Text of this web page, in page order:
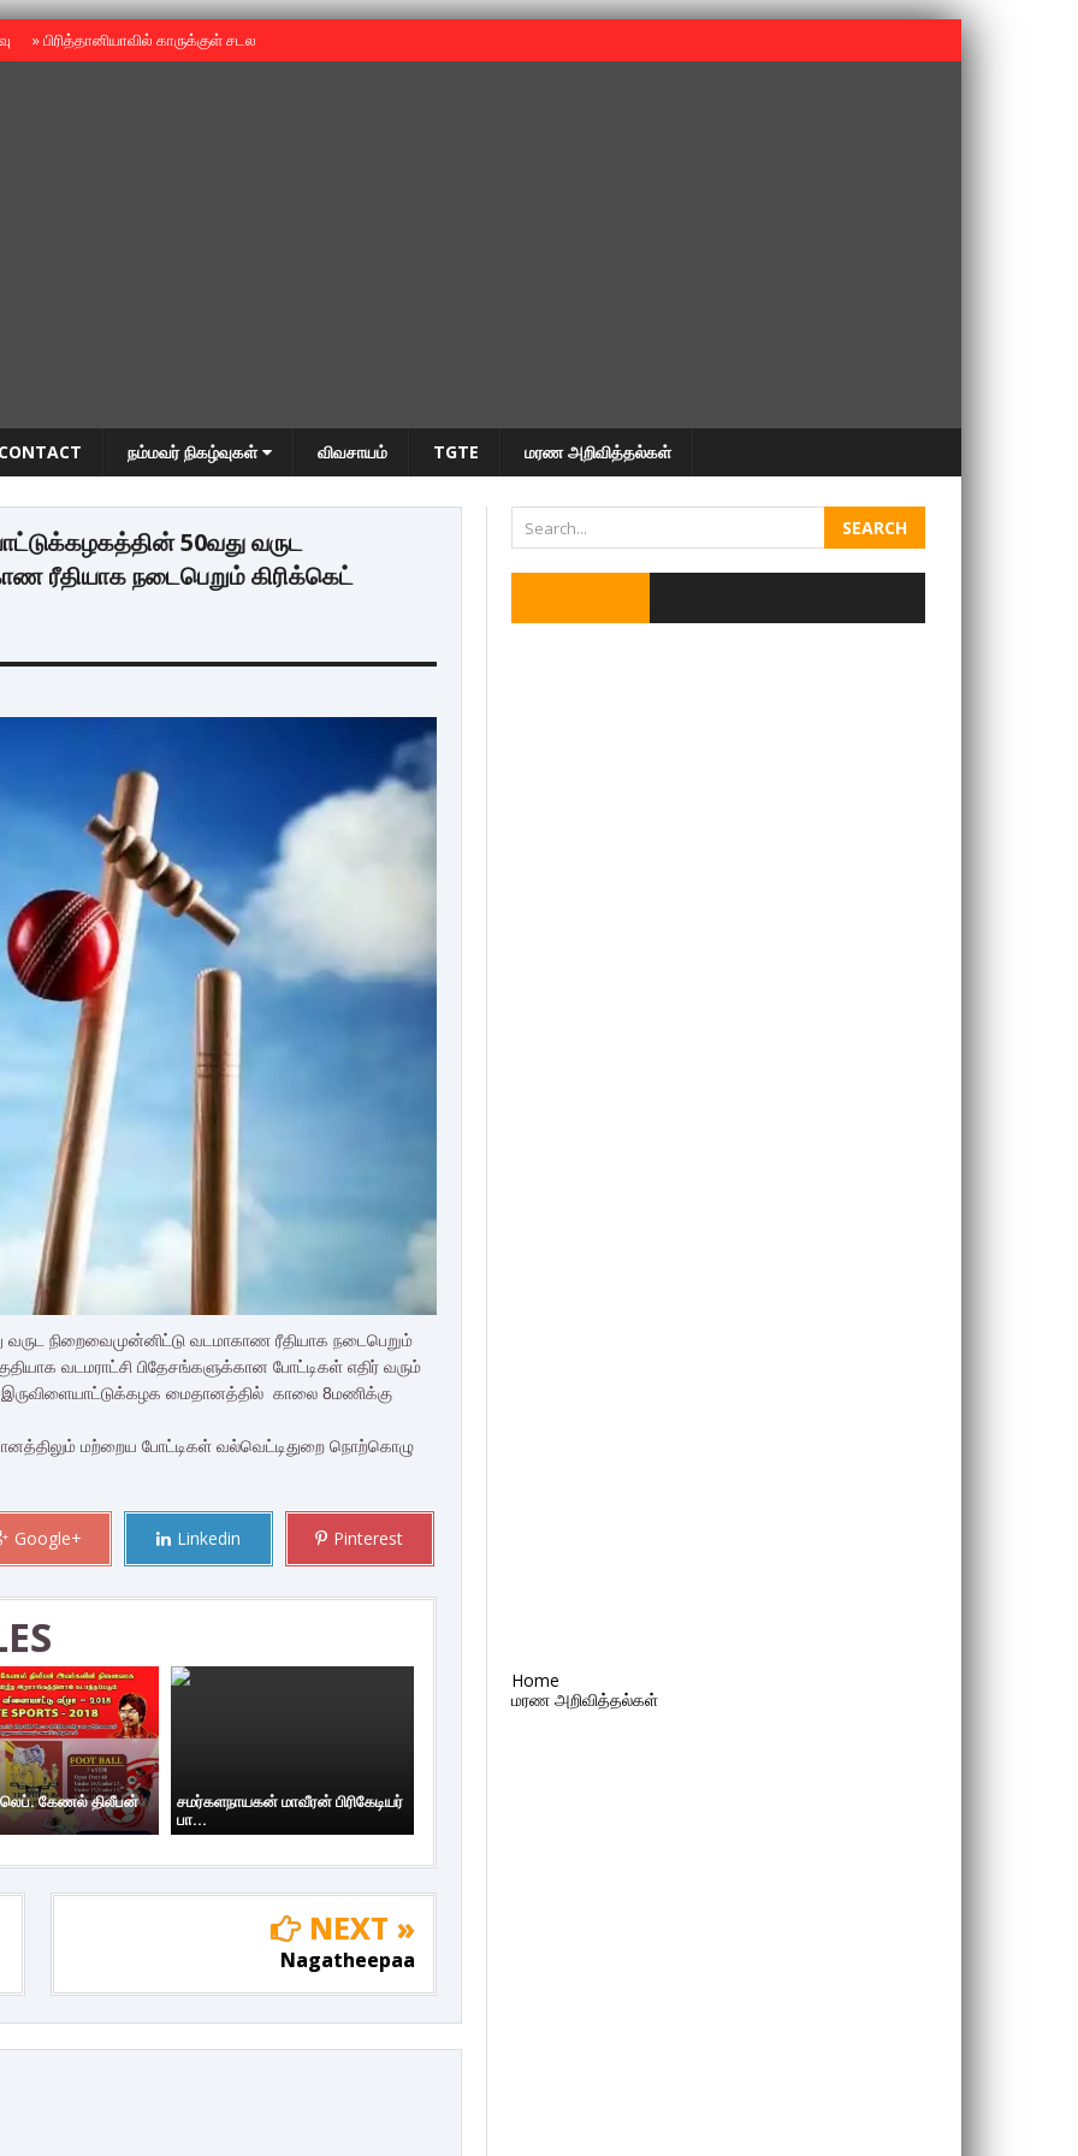
»பிரித்தானியாவில் காருக்குள் சடலம் -தமிழருடையதா ?
CONTACT நம்மவர் நிகழ்வுகள் விவசாயம் TGTE மரண அறிவித்தல்கள்
50வது வருட
ரீதியாக நடைபெறும் கிரிக்கெட்
நிறைவைமுன்னிட்டு வடமாகாண ரீதியாக நடைபெறும்
வடமராட்சி பிதேசங்களுக்கான போட்டிகள் எதிர் வரும்
இருவிளையாட்டுக்கழக மைதானத்தில் காலை 8மணிக்கு
மற்றைய போட்டிகள் வல்வெட்டிதுறை நொற்கொழு
Google+ Linkedin Pinterest
லெப். கேணல் திலீபன்
சமர்களநாயகன் மாவீரன் பிரிகேடியர்
பா...
NEXT »
Nagatheepaa
Home
மரண அறிவித்தல்கள்